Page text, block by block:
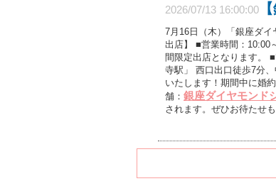
2026/07/13 16:00:00
7月16日（木）「銀座ダ
出店】 ■営業時間：10:00
間限定出店となります。
寺駅」 西口出口徒歩7分
いたします！期間中に婚
舗： 銀座ダイヤモンド
されます。ぜひお待たせ